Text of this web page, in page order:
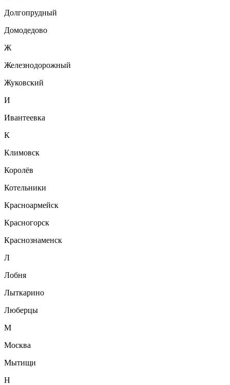
Долгопрудный
Домодедово
Ж
Железнодорожный
Жуковский
И
Ивантеевка
К
Климовск
Королёв
Котельники
Красноармейск
Красногорск
Краснознаменск
Л
Лобня
Лыткарино
Люберцы
М
Москва
Мытищи
Н